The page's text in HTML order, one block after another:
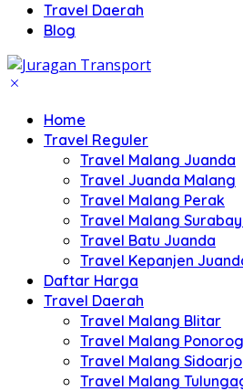
Travel Daerah
Blog
Home
Travel Reguler
Travel Malang Juanda
Travel Juanda Malang
Travel Malang Perak
Travel Malang
Travel Batu Juanda
Travel Kepanjen
Daftar Harga
Travel Daerah
Travel Malang Blitar
Travel Malang
Travel Malang Sidoarjo
Travel Malang